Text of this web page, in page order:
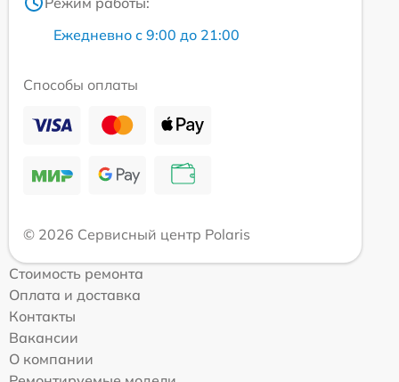
Ежедневно с 9:00 до 21:00
Способы оплаты
© 2026 Сервисный центр Polaris
Стоимость ремонта
Оплата и доставка
Контакты
Вакансии
О компании